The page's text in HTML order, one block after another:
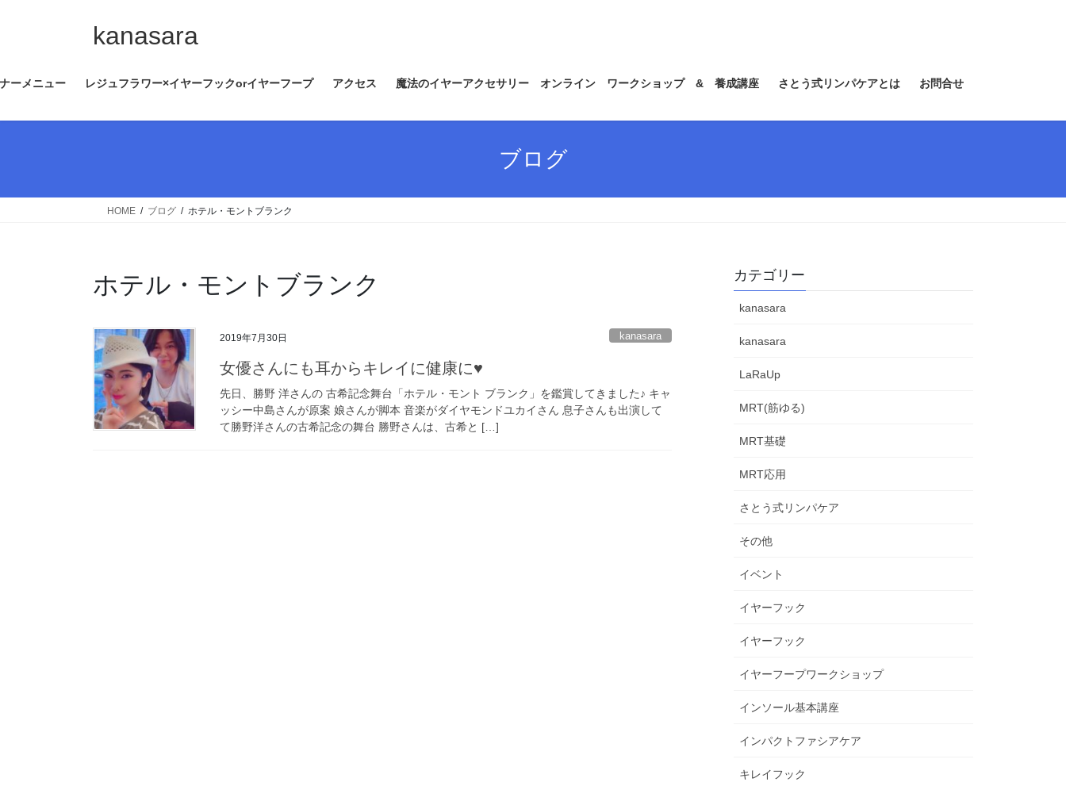
ツ
ス
シ
ン
kanasara
ーメニュー レジュフラワー×イヤーフックorイヤーフープ アクセス 魔法のイヤーアクセサリー オンライン ワークショップ & 養成講座 さとう式リンパケアとは お問合せ
ブログ
HOME ブログ ホテル・モントブランク
ホテル・モントブランク
2019年7月30日 kanasara
女優さんにも耳からキレイに健康に♥️
先日、勝野 洋さんの 古希記念舞台「ホテル・モント ブランク」を鑑賞してきました♪ キャ
ッシー中島さんが原案 娘さんが脚本 音楽がダイヤモンドユカイさん 息子さんも出演して
て勝野洋さんの古希記念の舞台 勝野さんは、古希と […]
カテゴリー
kanasara
kanasara
LaRaUp
MRT(筋ゆる)
MRT基礎
MRT応用
さとう式リンパケア
その他
イベント
イヤーフック
イヤーフック
イヤーフープワークショップ
インソール基本講座
インパクトファシアケア
キレイフック